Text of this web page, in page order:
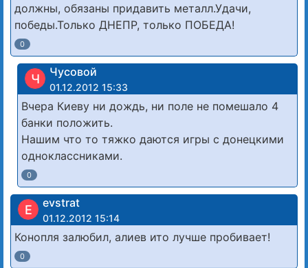
должны, обязаны придавить металл.Удачи,
победы.Только ДНЕПР, только ПОБЕДА!
0
Ч Чусовой
01.12.2012 15:33
Вчера Киеву ни дождь, ни поле не помешало 4
банки положить.
Нашим что то тяжко даются игры с донецкими
одноклассниками.
0
E evstrat
01.12.2012 15:14
Конопля залюбил, алиев ито лучше пробивает!
0